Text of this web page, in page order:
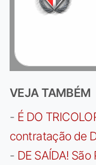
VEJA TAMBÉM
- É DO
contratação de
- DE SAÍDA!